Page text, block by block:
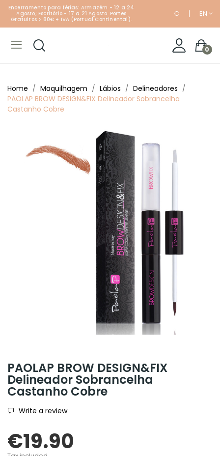
Encerramento para férias: Armazém - 12 a 24
Agosto; Escritório - 17 a 21 Agosto. Portes
Gratuitos > 80€ + IVA (Portual Continental).
€ EN
0
Home Maquilhagem Lábios
Delineadores
PAOLAP BROW DESIGN&FIX Delineador Sobrancelha
Castanho Cobre
PAOLAP BROW DESIGN&FIX
Delineador Sobrancelha
Castanho Cobre
Write a review
€19.90